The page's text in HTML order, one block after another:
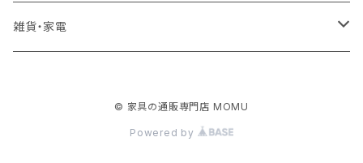
マットレス
キャビネット・飾り棚
雑貨・家電
© 家具の通販専門店 MOMU
Powered by